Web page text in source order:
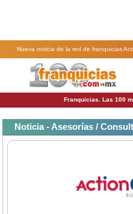
Nueva noticia de la red de franquicias
Franquicias reconoce a
Franquicias. Las 100
Noticia - Asesorías /